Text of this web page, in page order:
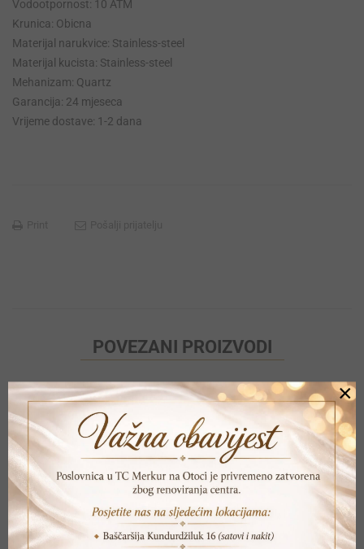
Vodootpornost: 10 ATM
Krunica: Obicna
Materijal narukvice: Stainless-steel
Materijal kucista: Stainless-steel
Mehanizam: Quartz
Garancija: 24 mjeseca
Vrijeme dostave: 1-2 dana
POVEZANI PROIZVODI
×